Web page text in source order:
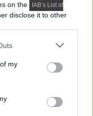
on the
IAB’s List of
disclose it to other
one or more Google
You may click to
third-party tags to
in below Google
my